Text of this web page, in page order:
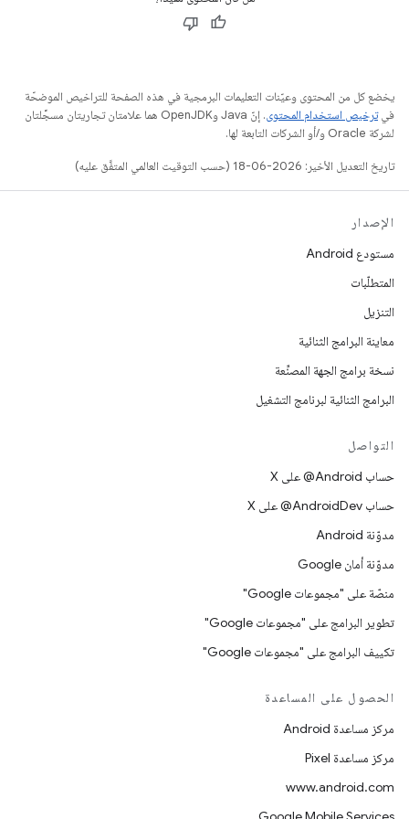
يخضع كل من المحتوى وعيّنات التعليمات البرمجية في هذه الصفحة للتراخيص الموضحّة
فيترخيص استخدام المحتوى
. إنّ Java وOpenJDK هما علامتان تجاريتان مسجَّلتان
لشركة Oracle و/أو الشركات التابعة لها.
تاريخ التعديل الأخير: 2026-06-18 (حسب التوقيت العالمي المتفَّق عليه)
الإصدار
مستودع Android
المتطلّبات
التنزيل
معاينة البرامج الثنائية
نسخة برامج الجهة المصنِّعة
البرامج الثنائية لبرنامج التشغيل
التواصل
حساب ‎@Android على X
حساب ‎@AndroidDev على X
مدوّنة Android
مدوّنة أمان Google
منصّة على "مجموعات Google"
تطوير البرامج على "مجموعات Google"
تكييف البرامج على "مجموعات Google"
الحصول على المساعدة
مركز مساعدة Android
مركز مساعدة Pixel
www.android.com